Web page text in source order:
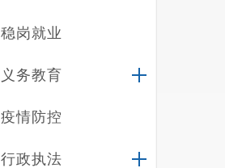
稳岗就业
义务教育
疫情防控
行政执法